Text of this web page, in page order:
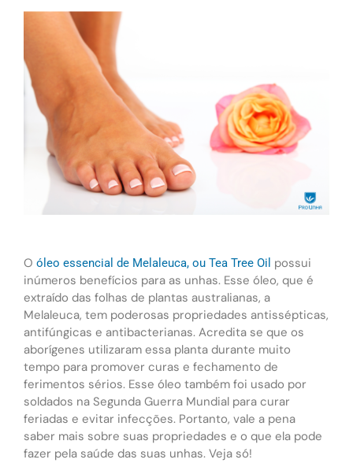
O óleo essencial de Melaleuca, ou Tea Tree Oil possui
inúmeros benefícios para as unhas. Esse óleo, que é
extraído das folhas de plantas australianas, a
Melaleuca, tem poderosas propriedades antissépticas,
antifúngicas e antibacterianas. Acredita se que os
aborígenes utilizaram essa planta durante muito
tempo para promover curas e fechamento de
ferimentos sérios. Esse óleo também foi usado por
soldados na Segunda Guerra Mundial para curar
feriadas e evitar infecções. Portanto, vale a pena
saber mais sobre suas propriedades e o que ela pode
fazer pela saúde das suas unhas. Veja só!